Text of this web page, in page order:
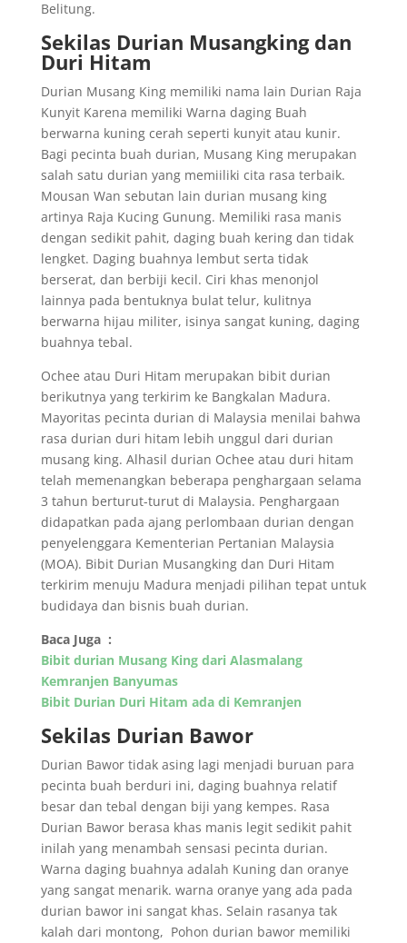
Belitung.
Sekilas Durian Musangking dan
Duri Hitam
Durian Musang King memiliki nama lain Durian Raja
Kunyit Karena memiliki Warna daging Buah
berwarna kuning cerah seperti kunyit atau kunir.
Bagi pecinta buah durian, Musang King merupakan
salah satu durian yang memiiliki cita rasa terbaik.
Mousan Wan sebutan lain durian musang king
artinya Raja Kucing Gunung. Memiliki rasa manis
dengan sedikit pahit, daging buah kering dan tidak
lengket. Daging buahnya lembut serta tidak
berserat, dan berbiji kecil. Ciri khas menonjol
lainnya pada bentuknya bulat telur, kulitnya
berwarna hijau militer, isinya sangat kuning, daging
buahnya tebal.
Ochee atau Duri Hitam merupakan bibit durian
berikutnya yang terkirim ke Bangkalan Madura.
Mayoritas pecinta durian di Malaysia menilai bahwa
rasa durian duri hitam lebih unggul dari durian
musang king. Alhasil durian Ochee atau duri hitam
telah memenangkan beberapa penghargaan selama
3 tahun berturut-turut di Malaysia. Penghargaan
didapatkan pada ajang perlombaan durian dengan
penyelenggara Kementerian Pertanian Malaysia
(MOA). Bibit Durian Musangking dan Duri Hitam
terkirim menuju Madura menjadi pilihan tepat untuk
budidaya dan bisnis buah durian.
Baca Juga :
Bibit durian Musang King dari Alasmalang
Kemranjen Banyumas
Bibit Durian Duri Hitam ada di Kemranjen
Sekilas Durian Bawor
Durian Bawor tidak asing lagi menjadi buruan para
pecinta buah berduri ini, daging buahnya relatif
besar dan tebal dengan biji yang kempes. Rasa
Durian Bawor berasa khas manis legit sedikit pahit
inilah yang menambah sensasi pecinta durian.
Warna daging buahnya adalah Kuning dan oranye
yang sangat menarik. warna oranye yang ada pada
durian bawor ini sangat khas. Selain rasanya tak
kalah dari montong, Pohon durian bawor memiliki